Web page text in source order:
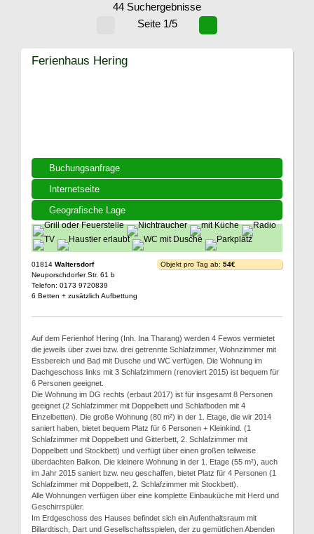
44 Suchergebnisse
Seite 1/5
Buchungsanfrage
Internetseite
Geografische Lage
Ferienhaus Hering
01814 Waltersdorf
Neuporschdorfer Str. 61 b
Telefon: 0173 9720839
6 Betten + zusätzlich Aufbettung
Objekt pro Tag ab: 54€
Auf dem Ferienhof Hering (Inh. Ina Tharang) werden 4 Fewos vermietet
die jeweils über zwei bzw. drei getrennte Schlafzimmer, Wohnzimmer mit
Essbereich und Bad mit Dusche und WC verfügen. Die Wohnung im
Dachgeschoss links mit 3 Schlafzimmern (renoviert 2015) ist bequem für
6 Personen geeignet.
Die Wohnung im DG rechts (erbaut 2017) ist für insgesamt 8 Personen
geeignet (2 Schlafzimmer mit Doppelbett und Schlafboden mit 4
Einzelbetten). Die große Wohnung (80 m²) in der 1. Etage, die wir 2014
saniert haben, bietet bequem Platz für 6 Personen + Kleinkind. (1
Schlafzimmer mit Doppelbett und Gitterbett, 2. Schlafzimmer mit
Doppelbett und Stockbett) und verfügt über einen großen teilweise
überdachten Balkon. Die kleinere Wohnung in der 1. Etage (55 m²), auch
im Jahr 2015 saniert bzw. neu geschaffen, bietet Platz für 4 Personen (1
Schlafzimmer mit Doppelbett, 2. Schlafzimmer mit Stockbett).
Alle Wohnungen verfügen über eine komplette Einbauküche mit Herd und
Geschirrspüler.
Im Erdgeschoss des Hauses befindet sich ein Aufenthaltsraum mit
Billardtisch, Dart und Gesellschaftsspielen, der zu gemütlichen Abenden